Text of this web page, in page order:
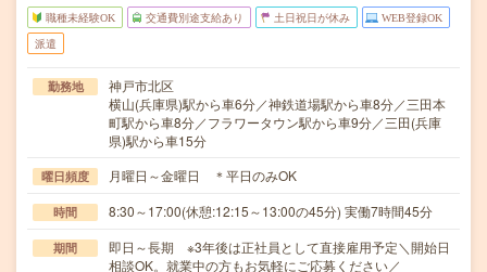
職種未経験OK 交通費別途支給あり 土日祝日が休み WEB登録OK
派遣
勤務地
神戸市北区
横山(兵庫県)駅から車6分／神鉄道場駅から車8分／三田本
町駅から車8分／フラワータウン駅から車9分／三田(兵庫
県)駅から車15分
曜日頻度 月曜日～金曜日 ＊平日のみOK
時間 8:30～17:00(休憩:12:15～13:00の45分) 実働7時間45分
期間
即日～長期 ※3年後は正社員として直接雇用予定＼開始日
相談OK。就業中の方もお気軽にご応募ください／